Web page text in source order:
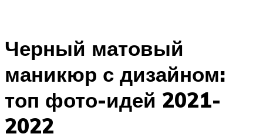
Черный матовый
маникюр с дизайном:
топ фото-идей 2021-
2022